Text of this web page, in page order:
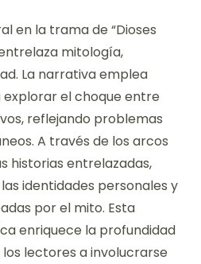
en la trama de “Dioses
mitología,
La narrativa emplea
el choque entre
reflejando problemas
A través de los arcos
historias entrelazadas,
identidades personales y
por el mito. Esta
enriquece la profundidad
lectores a involucrarse